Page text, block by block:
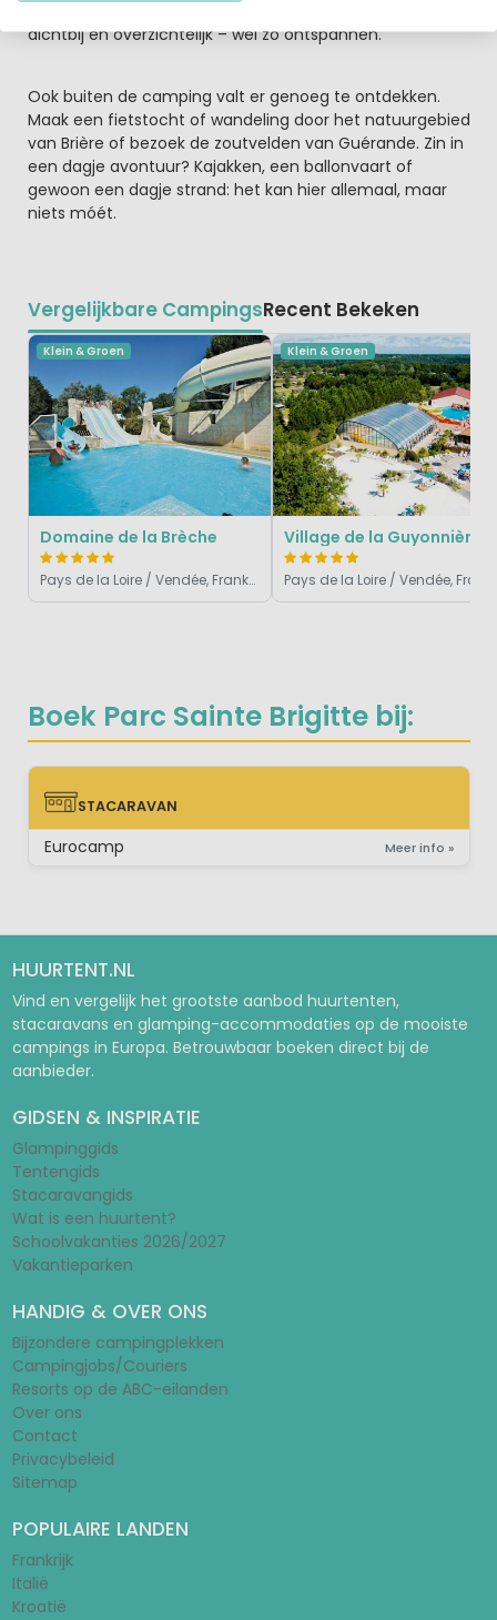
Boek Parc Sainte Brigitte bij:
STACARAVAN
STACARAVAN
Eurocamp Meer info »
dichtbij en overzichtelijk – wel zo ontspannen.
Ook buiten de camping valt er genoeg te ontdekken.
Maak een fietstocht of wandeling door het natuurgebied
van Brière of bezoek de zoutvelden van Guérande. Zin in
een dagje avontuur? Kajakken, een ballonvaart of
gewoon een dagje strand: het kan hier allemaal, maar
niets móét.
Vergelijkbare CampingsRecent Bekeken
Klein & Groen
Domaine de la Brèche
Pays de la Loire / Vendée, Frankrijk
Klein & Groen
Village de la Guyonnière
HUURTENT.NL
Vind en vergelijk het grootste aanbod huurtenten,
stacaravans en glamping-accommodaties op de mooiste
campings in Europa. Betrouwbaar boeken direct bij de
aanbieder.
GIDSEN & INSPIRATIE
Glampinggids
Tentengids
Stacaravangids
Wat is een huurtent?
Schoolvakanties 2026/2027
Vakantieparken
HANDIG & OVER ONS
Bijzondere campingplekken
Campingjobs/Couriers
Resorts op de ABC-eilanden
Over ons
Contact
Privacybeleid
Sitemap
POPULAIRE LANDEN
Frankrijk
Italië
Kroatië